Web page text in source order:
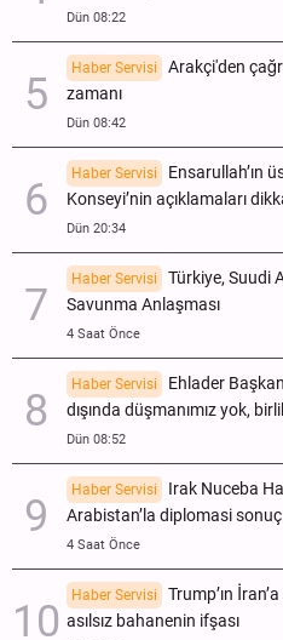
Dün 08:22
Haber Servisi
Arakçi'den
zamanı
Dün 08:42
Haber Servisi
Ensarullah’ın
Konseyi’nin açıklamaları
Dün 20:34
Haber Servisi
Türkiye, Suudi
Savunma Anlaşması
4 Saat Önce
Haber Servisi
Ehlader
dışında düşmanımız yok,
Dün 08:52
Haber Servisi
Irak Nuceba
Arabistan’la diplomasi
4 Saat Önce
Haber Servisi
Trump’ın
asılsız bahanenin ifşası